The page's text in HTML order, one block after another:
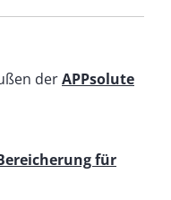
derAPPsolute
für